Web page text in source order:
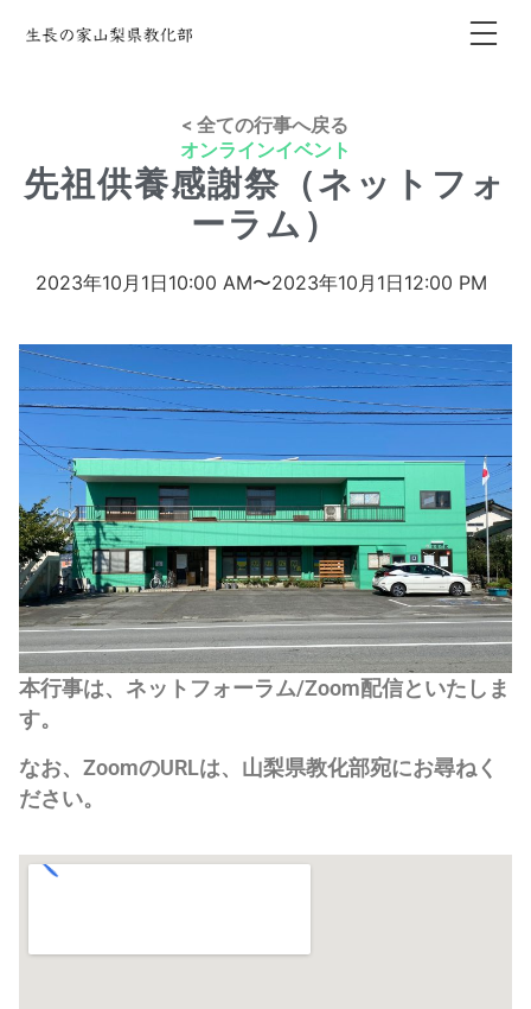
< 全ての行事へ戻る
オンラインイベント
先祖供養感謝祭（ネットフォ
ーラム）
2023年10月1日10:00 AM〜2023年10月1日12:00 PM
本行事は、ネットフォーラム/Zoom配信といたしま
す。
なお、ZoomのURLは、山梨県教化部宛にお尋ねく
ださい。